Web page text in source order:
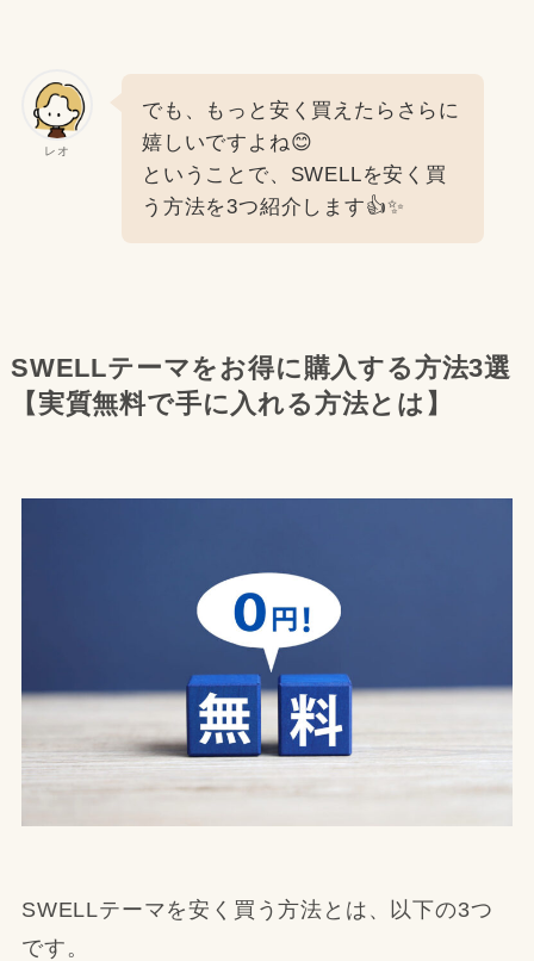
レオ
でも、もっと安く買えたらさらに
嬉しいですよね😊
ということで、SWELLを安く買
う方法を3つ紹介します👍✨
SWELLテーマをお得に購入する方法3選
【実質無料で手に入れる方法とは】
SWELLテーマを安く買う方法とは、以下の3つ
です。